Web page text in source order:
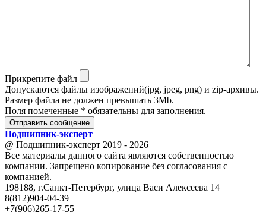
Прикрепите файл
Допускаются файлы изображений(jpg, jpeg, png) и zip-архивы.
Размер файла не должен превышать 3Mb.
Поля помеченные * обязательны для заполнения.
Отправить сообщение
Подшипник-эксперт
@ Подшипник-эксперт 2019 - 2026
Все материалы данного сайта являются собственностью
компании. Запрещено копирование без согласования с
компанией.
198188, г.Санкт-Петербург, улица Васи Алексеева 14
8(812)904-04-39
+7(906)265-17-55